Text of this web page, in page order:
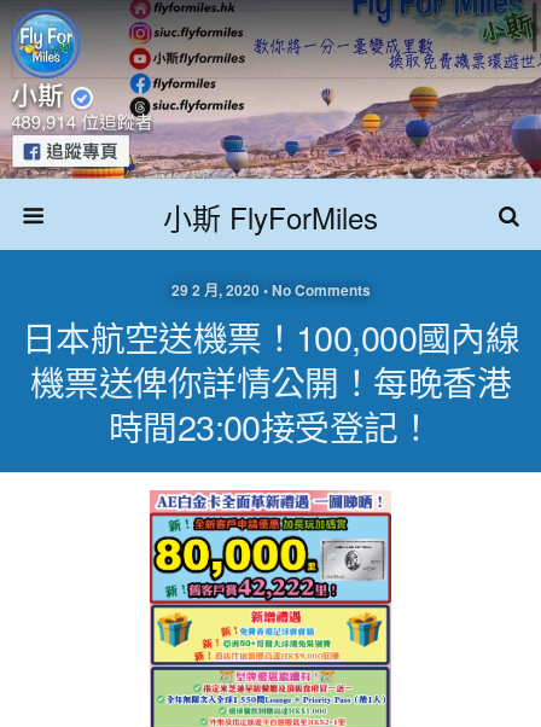
小斯 FlyForMiles
29 2 月, 2020 • No Comments
日本航空送機票！100,000國內線
機票送俾你詳情公開！每晚香港
時間23:00接受登記！